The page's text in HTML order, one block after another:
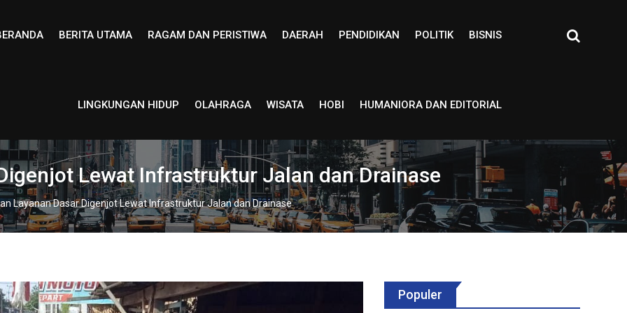
BERITA UTAMA RAGAM DAN PERISTIWA DAERAH PENDIDIKAN POLITIK BISNIS
LINGKUNGAN HIDUP OLAHRAGA WISATA HOBI HUMANIORA DAN EDITORIAL
Lewat Infrastruktur Jalan dan Drainase
Layanan Dasar Digenjot Lewat Infrastruktur Jalan dan Drainase
Populer